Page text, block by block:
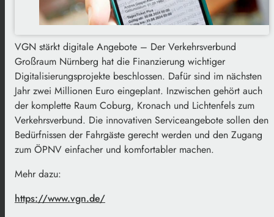
VGN stärkt digitale Angebote – Der Verkehrsverbund
Großraum Nürnberg hat die Finanzierung wichtiger
Digitalisierungsprojekte beschlossen. Dafür sind im nächsten
Jahr zwei Millionen Euro eingeplant. Inzwischen gehört auch
der komplette Raum Coburg, Kronach und Lichtenfels zum
Verkehrsverbund. Die innovativen Serviceangebote sollen den
Bedürfnissen der Fahrgäste gerecht werden und den Zugang
zum ÖPNV einfacher und komfortabler machen.
Mehr dazu:
https://www.vgn.de/